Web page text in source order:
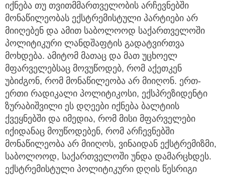
იქნება თუ თვითმმართველობის არჩევნებში
მონაწილეობას ექსტრემისტული პარტიები არ
მიიღებენ და ამით საბოლოოდ საქართველოში
პოლიტიკური ლანდშაფტის გადატვირთვა
მოხდება. ამიტომ მათაც და მათ უცხოელ
მფარველებსაც მოვუწოდებ, რომ აქეთკენ
უბიძგონ, რომ მონაწილეობა არ მიიღონ. ერთ-
ერთი რადიკალი პოლიტიკოსი, ექსპრეზიდენტი
ზურაბიშვილი ეს დღეები იქნება ბალტიის
ქვეყნებში და იმედია, რომ მისი მფარველები
იქიდანაც მოუწოდებენ, რომ არჩევნებში
მონაწილეობა არ მიიღოს, ვინაიდან ექსტრემიზმი,
საბოლოოდ, საქართველოში უნდა დამარცხდეს.
ექსტრემისტული პოლიტიკური დღის წესრიგი